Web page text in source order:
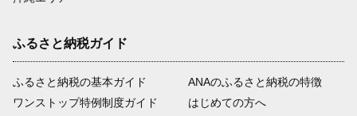
ふるさと納税ガイド
ふるさと納税の基本ガイド
ワンストップ特例制度ガイド
ANAのふるさと納税の特徴
はじめての方へ